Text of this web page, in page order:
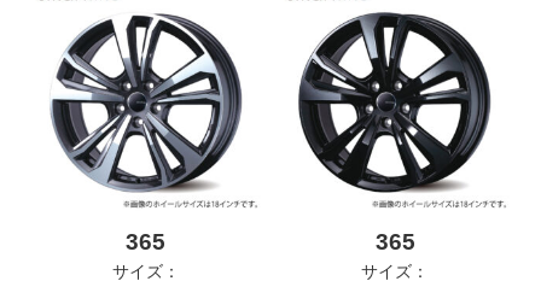
365
サイズ：
365
サイズ：